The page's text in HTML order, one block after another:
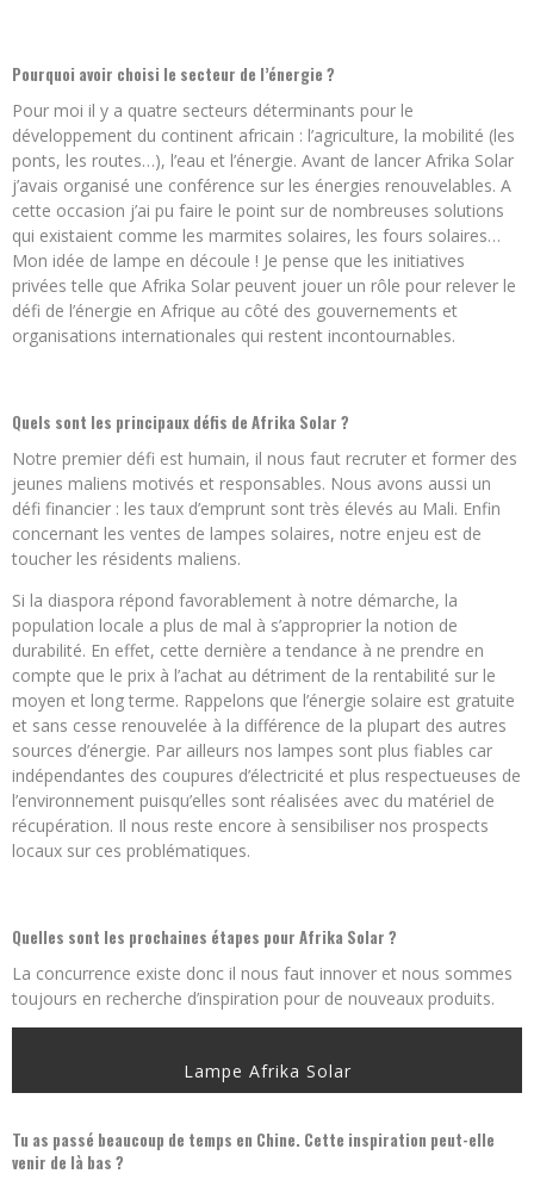
Pourquoi avoir choisi le secteur de l’énergie ?
Pour moi il y a quatre secteurs déterminants pour le
développement du continent africain : l’agriculture, la mobilité (les
ponts, les routes…), l’eau et l’énergie. Avant de lancer Afrika Solar
j’avais organisé une conférence sur les énergies renouvelables. A
cette occasion j’ai pu faire le point sur de nombreuses solutions
qui existaient comme les marmites solaires, les fours solaires…
Mon idée de lampe en découle ! Je pense que les initiatives
privées telle que Afrika Solar peuvent jouer un rôle pour relever le
défi de l’énergie en Afrique au côté des gouvernements et
organisations internationales qui restent incontournables.
Quels sont les principaux défis de Afrika Solar ?
Notre premier défi est humain, il nous faut recruter et former des
jeunes maliens motivés et responsables. Nous avons aussi un
défi financier : les taux d’emprunt sont très élevés au Mali. Enfin
concernant les ventes de lampes solaires, notre enjeu est de
toucher les résidents maliens.
Si la diaspora répond favorablement à notre démarche, la
population locale a plus de mal à s’approprier la notion de
durabilité. En effet, cette dernière a tendance à ne prendre en
compte que le prix à l’achat au détriment de la rentabilité sur le
moyen et long terme. Rappelons que l’énergie solaire est gratuite
et sans cesse renouvelée à la différence de la plupart des autres
sources d’énergie. Par ailleurs nos lampes sont plus fiables car
indépendantes des coupures d’électricité et plus respectueuses de
l’environnement puisqu’elles sont réalisées avec du matériel de
récupération. Il nous reste encore à sensibiliser nos prospects
locaux sur ces problématiques.
Quelles sont les prochaines étapes pour Afrika Solar ?
La concurrence existe donc il nous faut innover et nous sommes
toujours en recherche d’inspiration pour de nouveaux produits.
Lampe Afrika Solar
Tu as passé beaucoup de temps en Chine. Cette inspiration peut-elle
venir de là bas ?